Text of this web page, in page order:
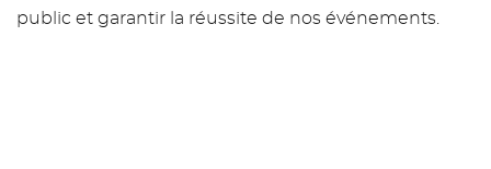
public et garantir la réussite de nos événements.